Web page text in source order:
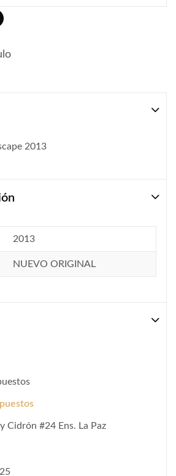
2013
2013
NUEVO ORIGINAL
Cidrón #24 Ens. La Paz